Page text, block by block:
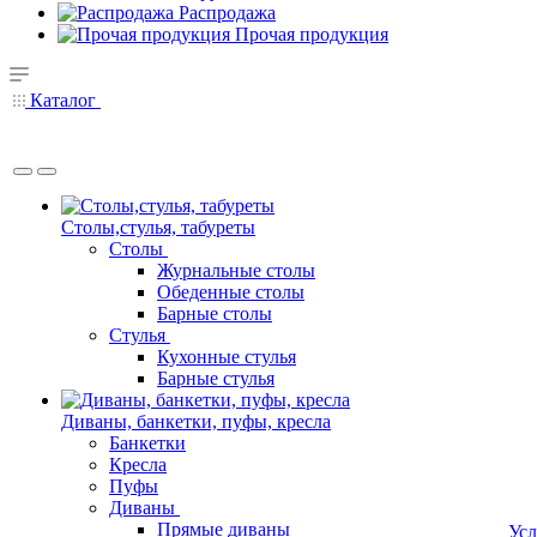
Распродажа
Прочая продукция
Каталог
Столы,стулья, табуреты
Столы
Журнальные столы
Обеденные столы
Барные столы
Стулья
Кухонные стулья
Барные стулья
Диваны, банкетки, пуфы, кресла
Банкетки
Кресла
Пуфы
Диваны
Прямые диваны